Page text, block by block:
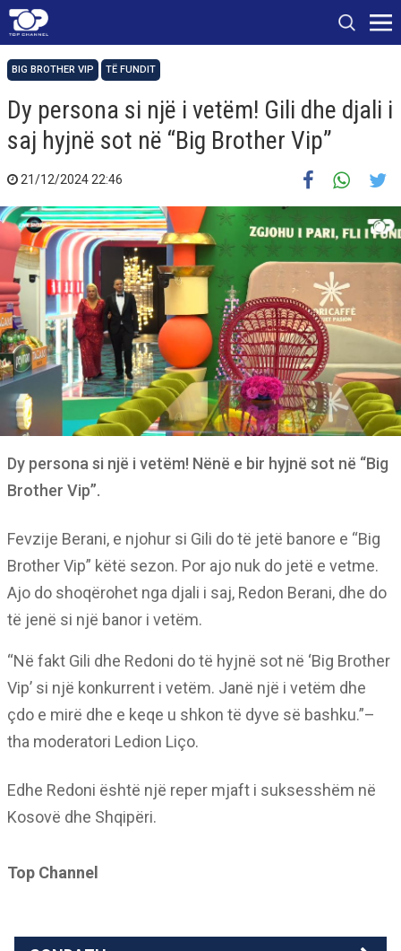
BIG BROTHER VIP TË FUNDIT
Dy persona si një i vetëm! Gili dhe djali i
saj hyjnë sot në “Big Brother Vip”
21/12/2024 22:46
Dy persona si një i vetëm! Nënë e bir hyjnë sot në “Big
Brother Vip”.
Fevzije Berani, e njohur si Gili do të jetë banore e “Big
Brother Vip” këtë sezon. Por ajo nuk do jetë e vetme.
Ajo do shoqërohet nga djali i saj, Redon Berani, dhe do
të jenë si një banor i vetëm.
“Në fakt Gili dhe Redoni do të hyjnë sot në ‘Big Brother
Vip’ si një konkurrent i vetëm. Janë një i vetëm dhe
çdo e mirë dhe e keqe u shkon të dyve së bashku.”–
tha moderatori Ledion Liço.
Edhe Redoni është një reper mjaft i suksesshëm në
Kosovë dhe Shqipëri.
Top Channel